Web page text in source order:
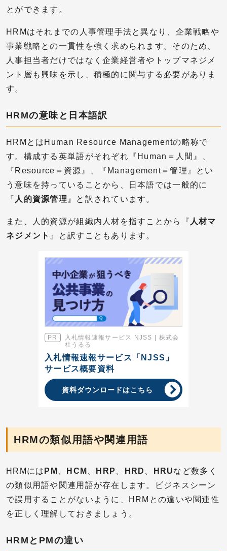
とができます。
HRMはそれまでの人事管理手法と異なり、企業戦略や
事業戦略との一貫性を強く求められます。そのため、
人事担当者だけではなく企業経営者やトップマネジメ
ント層も興味を示し、積極的に関与する必要がありま
す。
HRMの意味と日本語訳
HRMとはHuman Resource Managementの略称で
す。構成する英単語がそれぞれ『Human＝人間』、
『Resource＝資源』、『Management＝管理』とい
う意味を持っていることから、日本語では一般的に
『 人的資源管理 』と訳されています。
また、人的資源が組織内人材を指すことから『 人材マ
ネジメント 』と訳すこともあります。
入札情報速報サービス NJSS | 株式会
社うるる
入札情報速報サービス「NJSS」
サービス概要資料
資料ダウンロードはこちら
HRMの類似用語や関連用語
HRMには PM HCM HRP HRD HRUなど数多く
の類似用語や関連用語が存在します。ビジネスシーン
で誤用することがないように、HRMとの違いや関連性
を正しく理解しておきましょう。
HRMとPMの違い